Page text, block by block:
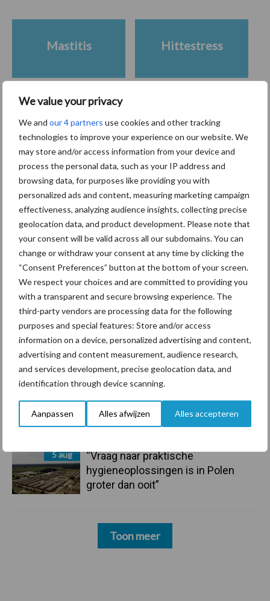
We value your privacy
We and our 4 partners use cookies and other tracking
technologies to improve your experience on our website. We
may store and/or access information from your device and
process the personal data, such as your IP address and
browsing data, for purposes like providing you with
personalized ads and content, measuring marketing campaign
effectiveness, analyzing audience insights, collecting precise
geolocation data, and product development. Please note that
your consent will be valid across all our subdomains. You can
change or withdraw your consent at any time by clicking the
“Consent Preferences” button at the bottom of your screen.
We respect your choices and are committed to providing you
with a transparent and secure browsing experience. The
third-party vendors are processing data for the following
purposes and special features: Store and/or access
information on a device, personalized advertising and content,
advertising and content measurement, audience research,
and services development, precise geolocation data, and
identification through device scanning.
Aanpassen Alles afwijzen Alles accepteren
Primaire
Sidebar
Recent nieuws Partner nieuws
7 aug
Grondstoffenmarkt blijft grillig:
droogte en geopolitiek houden
handel in de greep
7 aug
De speenhuid: een vaak
onderschatte risicofactor voor
mastitis
6 aug
ForFarmers ziet volume en
marktaandeel groeien in krimpende
Nederlandse markt
Tien praktische tips voor een
langere levensduur
5 aug
“Vraag naar praktische
hygieneoplossingen is in Polen
groter dan ooit”
Toon meer
Mastitis Hittestress
Toon meer